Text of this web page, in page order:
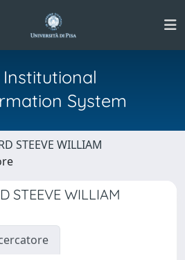
Institutional
System
STEEVE WILLIAM
STEEVE WILLIAM